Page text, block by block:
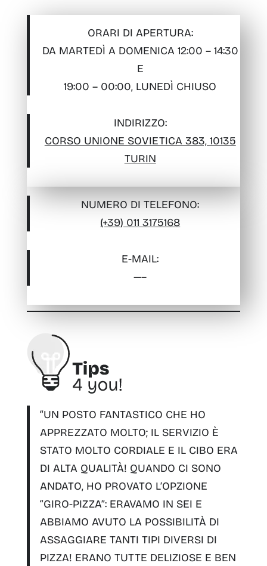
ORARI DI APERTURA:
DA MARTEDÌ A DOMENICA 12:00 – 14:30
E
19:00 – 00:00, LUNEDÌ CHIUSO
INDIRIZZO:
CORSO UNIONE SOVIETICA 383, 10135
TURIN
NUMERO DI TELEFONO:
(+39) 011 3175168
E-MAIL:
—–
“UN POSTO FANTASTICO CHE HO
APPREZZATO MOLTO; IL SERVIZIO È
STATO MOLTO CORDIALE E IL CIBO ERA
DI ALTA QUALITÀ! QUANDO CI SONO
ANDATO, HO PROVATO L’OPZIONE
“GIRO-PIZZA”: ERAVAMO IN SEI E
ABBIAMO AVUTO LA POSSIBILITÀ DI
ASSAGGIARE TANTI TIPI DIVERSI DI
PIZZA! ERANO TUTTE DELIZIOSE E BEN